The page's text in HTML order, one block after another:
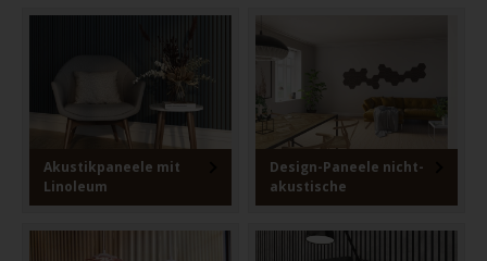
Akustikpaneele mit
Linoleum
Design-Paneele nicht-
akustische